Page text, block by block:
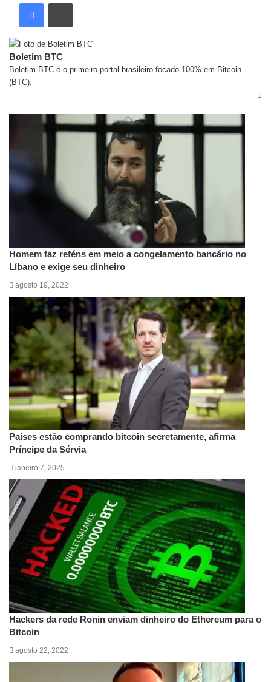
Boletim BTC
Boletim BTC é o primeiro portal brasileiro focado 100% em Bitcoin
(BTC).
Homem faz reféns em meio a congelamento bancário no
Líbano e exige seu dinheiro
agosto 19, 2022
Países estão comprando bitcoin secretamente, afirma
Príncipe da Sérvia
janeiro 7, 2025
Hackers da rede Ronin enviam dinheiro do Ethereum para o
Bitcoin
agosto 22, 2022